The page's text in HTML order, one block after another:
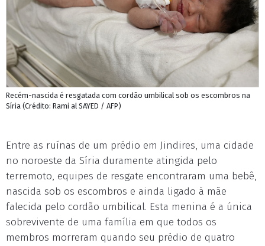
Recém-nascida é resgatada com cordão umbilical sob os escombros na
Síria (Crédito: Rami al SAYED / AFP)
Entre as ruínas de um prédio em Jindires, uma cidade
no noroeste da Síria duramente atingida pelo
terremoto, equipes de resgate encontraram uma bebê,
nascida sob os escombros e ainda ligado à mãe
falecida pelo cordão umbilical. Esta menina é a única
sobrevivente de uma família em que todos os
membros morreram quando seu prédio de quatro